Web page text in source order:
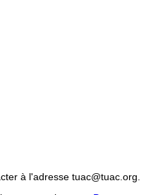
à l'adresse tuac@tuac.org.